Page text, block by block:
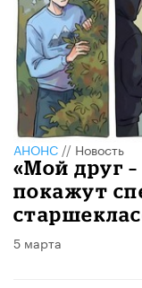
АНОНС // Новость
«Мой друг
покажут
5 марта